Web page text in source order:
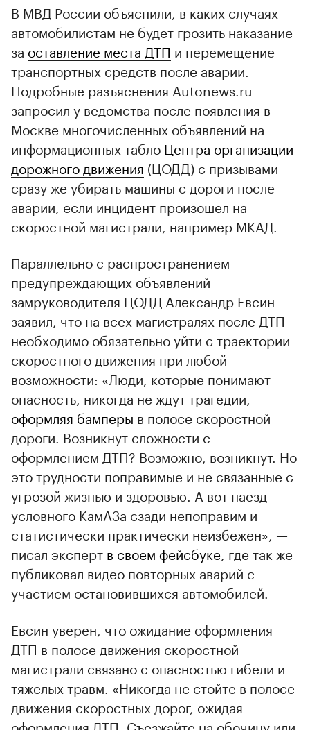
В МВД России объяснили, в каких случаях
автомобилистам не будет грозить наказание
за оставление места ДТП и перемещение
транспортных средств после аварии.
Подробные разъяснения Autonews.ru
запросил у ведомства после появления в
Москве многочисленных объявлений на
информационных табло Центра организации
дорожного движения (ЦОДД) с призывами
сразу же убирать машины с дороги после
аварии, если инцидент произошел на
скоростной магистрали, например МКАД.
Параллельно с распространением
предупреждающих объявлений
замруководителя ЦОДД Александр Евсин
заявил, что на всех магистралях после ДТП
необходимо обязательно уйти с траектории
скоростного движения при любой
возможности: «Люди, которые понимают
опасность, никогда не ждут трагедии,
оформляя бамперы в полосе скоростной
дороги. Возникнут сложности с
оформлением ДТП? Возможно, возникнут. Но
это трудности поправимые и не связанные с
угрозой жизнью и здоровью. А вот наезд
условного КамАЗа сзади непоправим и
статистически практически неизбежен», —
писал эксперт в своем фейсбуке , где так же
публиковал видео повторных аварий с
участием остановившихся автомобилей.
Евсин уверен, что ожидание оформления
ДТП в полосе движения скоростной
магистрали связано с опасностью гибели и
тяжелых травм. «Никогда не стойте в полосе
движения скоростных дорог, ожидая
оформления ДТП. Съезжайте на обочину или